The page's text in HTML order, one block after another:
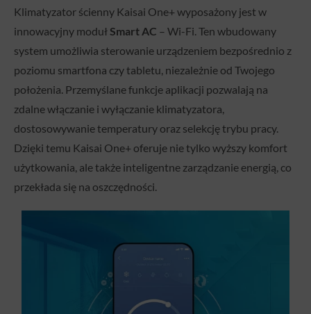
Klimatyzator ścienny Kaisai One+ wyposażony jest w
innowacyjny moduł Smart AC – Wi-Fi. Ten wbudowany
system umożliwia sterowanie urządzeniem bezpośrednio z
poziomu smartfona czy tabletu, niezależnie od Twojego
położenia. Przemyślane funkcje aplikacji pozwalają na
zdalne włączanie i wyłączanie klimatyzatora,
dostosowywanie temperatury oraz selekcję trybu pracy.
Dzięki temu Kaisai One+ oferuje nie tylko wyższy komfort
użytkowania, ale także inteligentne zarządzanie energią, co
przekłada się na oszczędności.